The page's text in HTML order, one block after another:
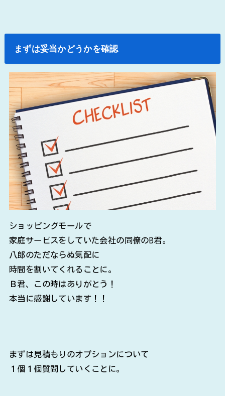
まずは妥当かどうかを確認
ショッピングモールで
家庭サービスをしていた会社の同僚のB君。
八郎のただならぬ気配に
時間を割いてくれることに。
Ｂ君、この時はありがとう！
本当に感謝しています！！
まずは見積もりのオプションについて
１個１個質問していくことに。